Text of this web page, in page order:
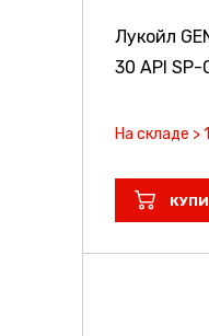
Лукойл
30 API SP-
На складе >